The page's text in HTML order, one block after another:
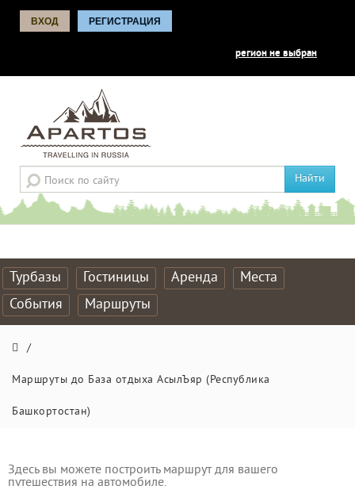
ВХОД РЕГИСТРАЦИЯ
регион не выбран
Найти
Турбазы Гостиницы Аренда
Места
События
Маршруты
/
Маршруты до База отдыха АсылЪяр (Республика
Башкортостан)
Здесь вы можете построить маршрут для вашего
путешествия на автомобиле.